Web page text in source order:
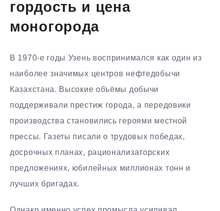
гордость и цена
моногорода
В 1970-е годы Узень воспринимался как один из
наиболее значимых центров нефтедобычи
Казахстана. Высокие объёмы добычи
поддерживали престиж города, а передовики
производства становились героями местной
прессы. Газеты писали о трудовых победах,
досрочных планах, рационализаторских
предложениях, юбилейных миллионах тонн и
лучших бригадах.